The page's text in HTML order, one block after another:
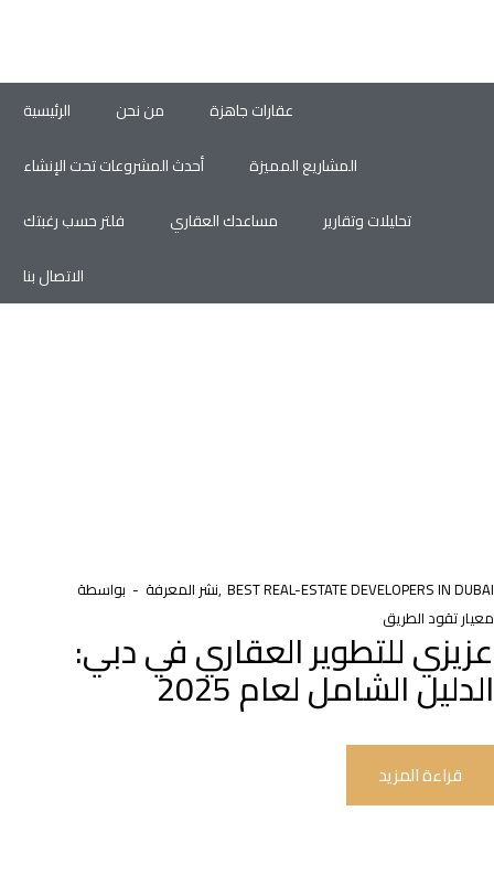
الرئيسية من نحن
عقارات جاهزة
أحدث المشروعات تحت الإنشاء
المشاريع المميزة
فلتر حسب رغبتك
مساعدك العقاري
تحليلات وتقارير
الاتصال بنا
BEST REAL-ESTATE DEVELOPERS IN DUBAI نشر المعرفة
بواسطة
معيار تقود الطريق
عزيزي للتطوير العقاري في دبي:
الدليل الشامل لعام 2025
قراءة المزيد